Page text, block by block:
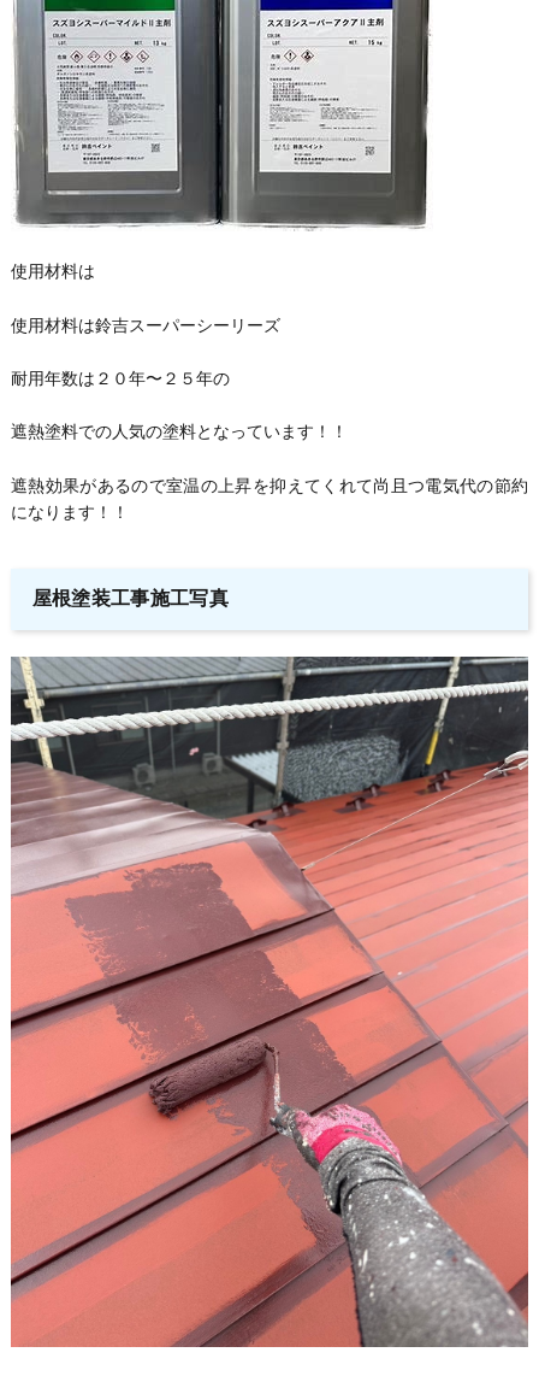
使用材料は
使用材料は鈴吉スーパーシーリーズ
耐用年数は２０年〜２５年の
遮熱塗料での人気の塗料となっています！！
遮熱効果があるので室温の上昇を抑えてくれて尚且つ電気代の節約
になります！！
屋根塗装工事施工写真